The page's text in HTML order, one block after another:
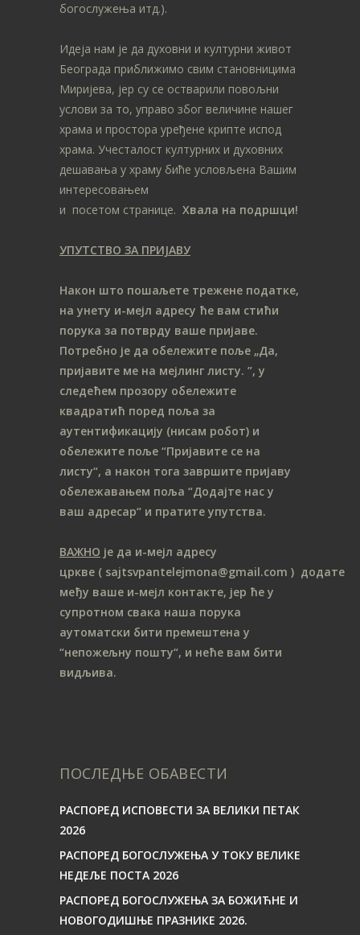
богослужења итд.).
Идеја нам је да духовни и културни живот
Београда приближимо свим становницима
Миријева, јер су се остварили повољни
услови за то, управо због величине нашег
храма и простора уређене крипте испод
храма. Учесталост културних и духовних
дешавања у храму биће условљена Вашим
интересовањем
и посетом странице. Хвала на подршци!
УПУТСТВО ЗА ПРИЈАВУ
Након што пошаљете трежене податке,
на унету и-мејл адресу ће вам стићи
порука за потврду ваше пријаве.
Потребно је да обележите поље „Да,
пријавите ме на мeјлинг листу. ”, у
следећем прозору обележите
квадратић поред поља за
аутентификацију (нисам робот) и
обележите поље “Пријавите се на
листу“, а након тога завршите пријаву
обележавањем поља “Додајте нас у
ваш адресар“ и пратите упутства.
ВАЖНО је да и-мејл адресу
цркве ( sajtsvpantelejmona@gmail.com ) додате
међу ваше и-мејл контакте, јер ће у
супротном свака наша порука
аутоматски бити премештена у
“непожељну пошту“, и неће вам бити
видљива.
ПОСЛЕДЊЕ ОБАВЕСТИ
РАСПОРЕД ИСПОВЕСТИ ЗА ВЕЛИКИ ПЕТАК
2026
РАСПОРЕД БОГОСЛУЖЕЊА У ТОКУ ВЕЛИКЕ
НЕДЕЉЕ ПОСТА 2026
РАСПОРЕД БОГОСЛУЖЕЊА ЗА БОЖИЋНЕ И
НОВОГОДИШЊЕ ПРАЗНИКЕ 2026.